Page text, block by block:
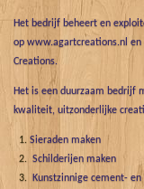
Het bedrijf beheert en
op www.agartcreations.nl
Creations.
Het is een duurzaam bedrijf
kwaliteit, uitzonderlijke
Sieraden maken
Schilderijen maken
Kunstzinnige cement-